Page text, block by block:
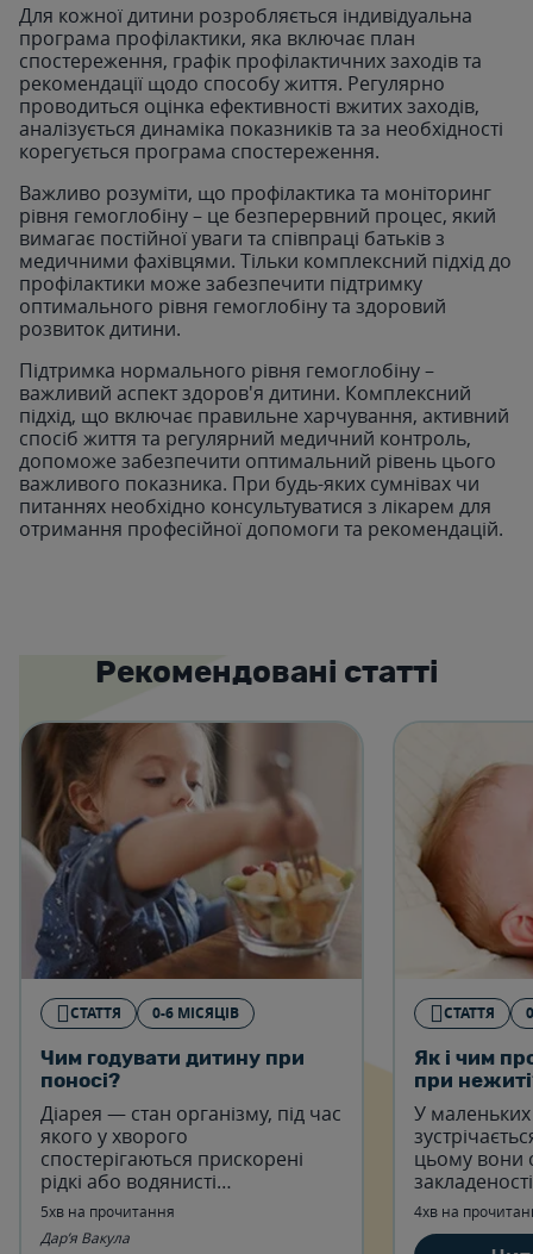
Для кожної дитини розробляється індивідуальна
програма профілактики, яка включає план
спостереження, графік профілактичних заходів та
рекомендації щодо способу життя. Регулярно
проводиться оцінка ефективності вжитих заходів,
аналізується динаміка показників та за необхідності
корегується програма спостереження.
Важливо розуміти, що профілактика та моніторинг
рівня гемоглобіну – це безперервний процес, який
вимагає постійної уваги та співпраці батьків з
медичними фахівцями. Тільки комплексний підхід до
профілактики може забезпечити підтримку
оптимального рівня гемоглобіну та здоровий
розвиток дитини.
Підтримка нормального рівня гемоглобіну –
важливий аспект здоров'я дитини. Комплексний
підхід, що включає правильне харчування, активний
спосіб життя та регулярний медичний контроль,
допоможе забезпечити оптимальний рівень цього
важливого показника. При будь-яких сумнівах чи
питаннях необхідно консультуватися з лікарем для
отримання професійної допомоги та рекомендацій.
Рекомендовані статті
СТАТТЯ 0-6 МІСЯЦІВ
Чим годувати дитину при
поносі?
Діарея — стан організму, під час
якого у хворого
спостерігаються прискорені
рідкі або водянисті
випорожнення.
Дар’я Вакула
5хв на прочитання
СТАТТЯ
Як і чим
при
У
цьому вони
труднощів
4хв на